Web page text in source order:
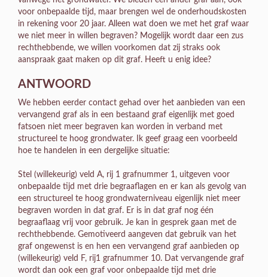
voor onbepaalde tijd, maar brengen wel de onderhoudskosten
in rekening voor 20 jaar. Alleen wat doen we met het graf waar
we niet meer in willen begraven? Mogelijk wordt daar een zus
rechthebbende, we willen voorkomen dat zij straks ook
aanspraak gaat maken op dit graf. Heeft u enig idee?
ANTWOORD
We hebben eerder contact gehad over het aanbieden van een
vervangend graf als in een bestaand graf eigenlijk met goed
fatsoen niet meer begraven kan worden in verband met
structureel te hoog grondwater. Ik geef graag een voorbeeld
hoe te handelen in een dergelijke situatie:
Stel (willekeurig) veld A, rij 1 grafnummer 1, uitgeven voor
onbepaalde tijd met drie begraaflagen en er kan als gevolg van
een structureel te hoog grondwaterniveau eigenlijk niet meer
begraven worden in dat graf. Er is in dat graf nog één
begraaflaag vrij voor gebruik. Je kan in gesprek gaan met de
rechthebbende. Gemotiveerd aangeven dat gebruik van het
graf ongewenst is en hen een vervangend graf aanbieden op
(willekeurig) veld F, rij1 grafnummer 10. Dat vervangende graf
wordt dan ook een graf voor onbepaalde tijd met drie